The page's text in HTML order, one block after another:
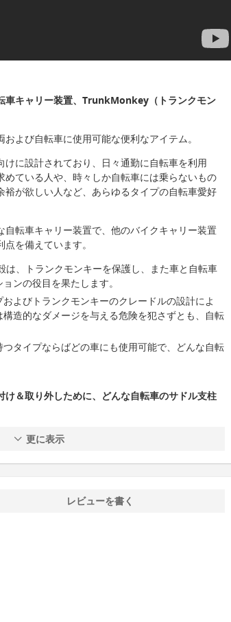
車キャリー装置、TrunkMonkey（トランクモン
よび自転車に使用可能な便利なアイテム。
に設計されており、日々通勤に自転車を利用
めている人や、時々しか自転車には乗らないもの
が欲しい人など、あらゆるタイプの自転車愛好
自転車キャリー装置で、他のバイクキャリー装置
を備えています。
、トランクモンキーを保護し、また車と自転車
ンの役目を果たします。
よびトランクモンキーのクレードルの設計によ
造的なダメージを与える危険を犯さずとも、自転
タイプならばどの車にも使用可能で、どんな自転
け＆取り外しために、どんな自転車のサドル支柱
更に表示
レビューを書く